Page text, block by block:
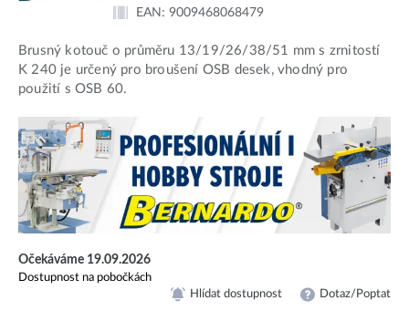
EAN: 9009468068479
Brusný kotouč o průměru 13/19/26/38/51 mm s zrnitostí
K 240 je určený pro broušení OSB desek, vhodný pro
použití s OSB 60.
Očekáváme 19.09.2026
Dostupnost na pobočkách
Hlídat dostupnost Dotaz/Poptat